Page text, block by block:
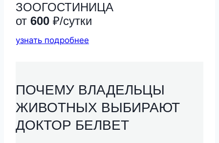
ЗООГОСТИНИЦА
от 600 ₽/сутки
узнать подробнее
ПОЧЕМУ ВЛАДЕЛЬЦЫ
ЖИВОТНЫХ ВЫБИРАЮТ
ДОКТОР БЕЛВЕТ